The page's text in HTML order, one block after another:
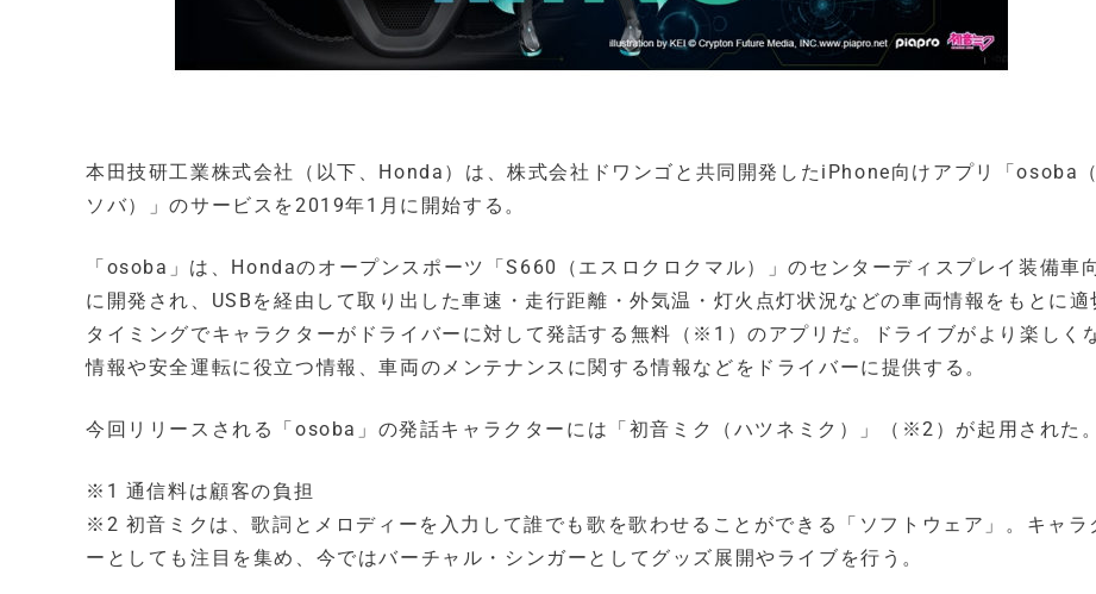
本田技研工業株式会社（以下、Honda）は、株式会社ドワンゴと共同開発したiPhone向けアプリ「osoba
ソバ）」のサービスを2019年1月に開始する。
「osoba」は、Hondaのオープンスポーツ「S660（エスロクロクマル）」のセンターディスプレイ装備車
に開発され、USBを経由して取り出した車速・走行距離・外気温・灯火点灯状況などの車両情報をもとに適
タイミングでキャラクターがドライバーに対して発話する無料（※1）のアプリだ。ドライブがより楽しく
情報や安全運転に役立つ情報、車両のメンテナンスに関する情報などをドライバーに提供する。
今回リリースされる「osoba」の発話キャラクターには「初音ミク（ハツネミク）」（※2）が起用された。
※1 通信料は顧客の負担
※2 初音ミクは、歌詞とメロディーを入力して誰でも歌を歌わせることができる「ソフトウェア」。キャラ
ーとしても注目を集め、今ではバーチャル・シンガーとしてグッズ展開やライブを行う。